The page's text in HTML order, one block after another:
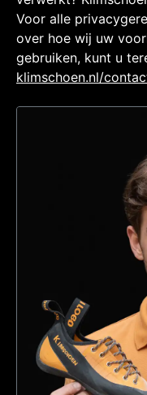
Voor alle
over hoe wij uw
gebruiken, kunt u
klimschoen.nl/